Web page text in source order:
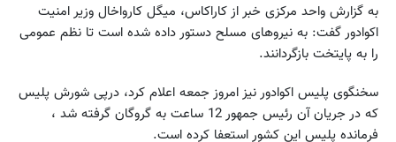
به گزارش واحد مرکزی خبر از کاراکاس، میگل کارواخال وزیر امنیت
اکوادور گفت: به نیروهای مسلح دستور داده شده است تا نظم عمومی
را به پایتخت بازگردانند.
سخنگوی پلیس اکوادور نیز امروز جمعه اعلام کرد، درپی شورش پلیس
که در جریان آن رئیس جمهور 12 ساعت به گروگان گرفته شد ،
فرمانده پلیس این کشور استعفا کرده است.